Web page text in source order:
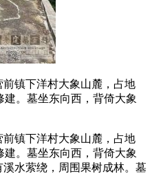
镇下洋村大象山麓，占地
建。墓坐东向西，背倚大象
镇下洋村大象山麓，占地
建。墓坐东向西，背倚大象
水萦绕，周围果树成林。墓